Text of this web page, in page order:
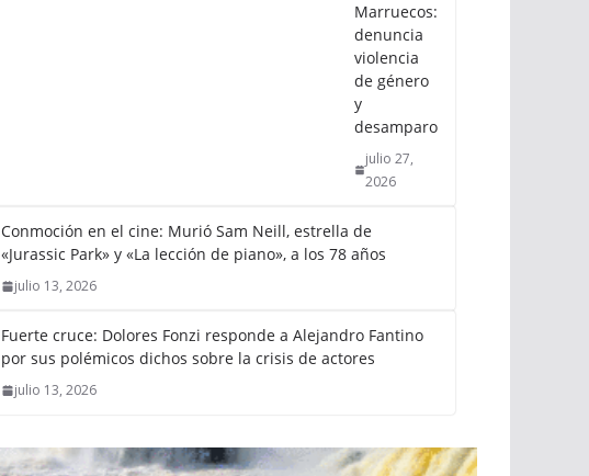
Marruecos:
denuncia
violencia
de género
y
desamparo
julio 27,
2026
Conmoción en el cine: Murió Sam Neill, estrella de
«Jurassic Park» y «La lección de piano», a los 78 años
julio 13, 2026
Fuerte cruce: Dolores Fonzi responde a Alejandro Fantino
por sus polémicos dichos sobre la crisis de actores
julio 13, 2026